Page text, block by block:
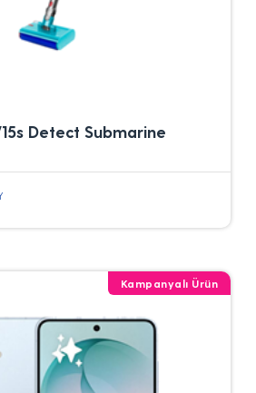
Detect Submarine
Kampanyalı Ürün